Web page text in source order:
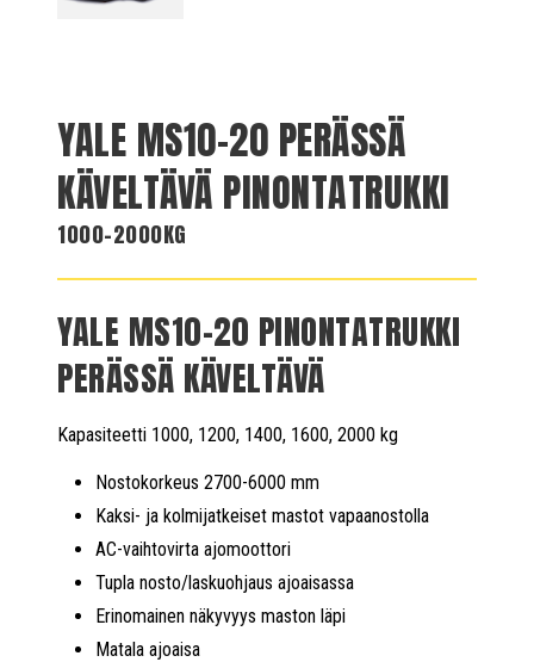
YALE MS10-20 PERÄSSÄ
KÄVELTÄVÄ PINONTATRUKKI
1000-2000KG
YALE MS10-20 PINONTATRUKKI
PERÄSSÄ KÄVELTÄVÄ
Kapasiteetti 1000, 1200, 1400, 1600, 2000 kg
Nostokorkeus 2700-6000 mm
Kaksi- ja kolmijatkeiset mastot vapaanostolla
AC-vaihtovirta ajomoottori
Tupla nosto/laskuohjaus ajoaisassa
Erinomainen näkyvyys maston läpi
Matala ajoaisa